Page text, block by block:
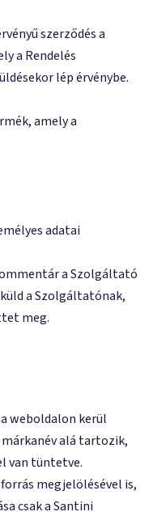
szerződés a
a Rendelés
lép érvénybe.
amely a
adatai
a Szolgáltató
a Szolgáltatónak,
meg.
weboldalon kerül
alá tartozik,
van tüntetve.
megjelölésével is,
csak a Santini